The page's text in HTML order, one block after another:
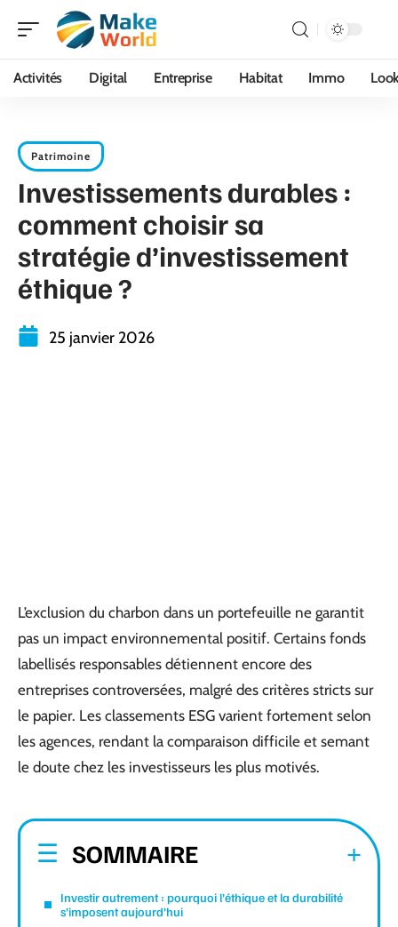
Activités Digital Entreprise Habitat Immo
Patrimoine
Investissements durables :
comment choisir sa
stratégie d’investissement
éthique ?
25 janvier 2026
L’exclusion du charbon dans un portefeuille ne garantit
pas un impact environnemental positif. Certains fonds
labellisés responsables détiennent encore des
entreprises controversées, malgré des critères stricts sur
le papier. Les classements ESG varient fortement selon
les agences, rendant la comparaison difficile et semant
le doute chez les investisseurs les plus motivés.
SOMMAIRE
Investir autrement : pourquoi l’éthique et la durabilité
s’imposent aujourd’hui